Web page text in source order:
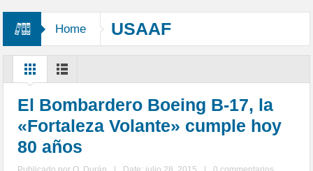
Home USAAF
El Bombardero Boeing B-17, la
«Fortaleza Volante» cumple hoy
80 años